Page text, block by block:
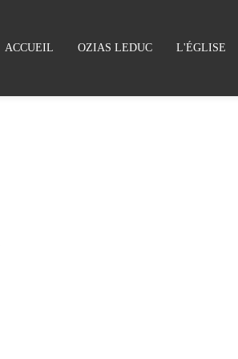
ACCUEIL OZIAS LEDUC L'ÉGLISE